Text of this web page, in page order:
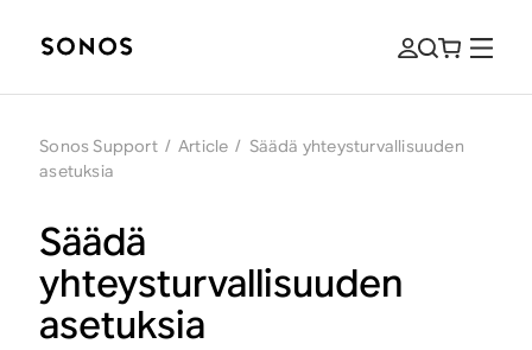
Sonos Support / Article / Säädä yhteysturvallisuuden
asetuksia
Säädä
yhteysturvallisuuden
asetuksia